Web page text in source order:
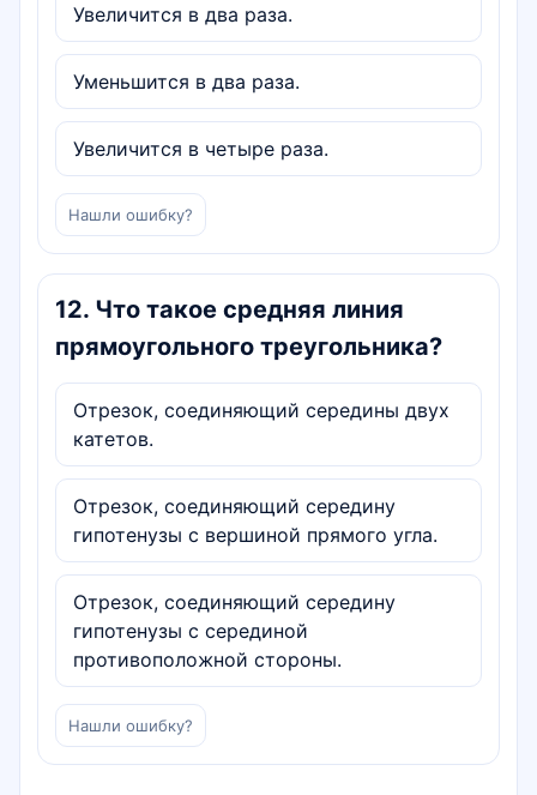
Увеличится в два раза.
Уменьшится в два раза.
Увеличится в четыре раза.
Нашли ошибку?
12. Что такое средняя линия
прямоугольного треугольника?
Отрезок, соединяющий середины двух
катетов.
Отрезок, соединяющий середину
гипотенузы с вершиной прямого угла.
Отрезок, соединяющий середину
гипотенузы с серединой
противоположной стороны.
Нашли ошибку?